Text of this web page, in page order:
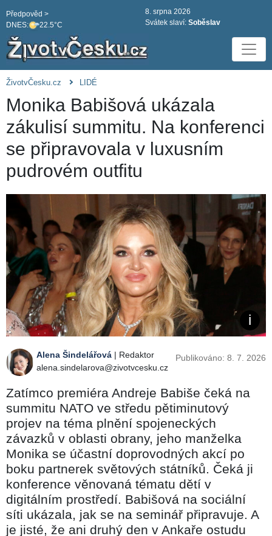
DNES: 22.5°C
Předpověd >
8. srpna 2026
Svátek slaví: Soběslav
ŽivotvČesku.cz LIDÉ
Monika Babišová ukázala
zákulisí summitu. Na konferenci
se připravovala v luxusním
pudrovém outfitu
Alena Šindelářová | Redaktor
alena.sindelarova@zivotvcesku.cz
Publikováno: 8. 7. 2026
Zatímco premiéra Andreje Babiše čeká na
summitu NATO ve středu pětiminutový
projev na téma plnění spojeneckých
závazků v oblasti obrany, jeho manželka
Monika se účastní doprovodných akcí po
boku partnerek světových státníků. Čeká ji
konference věnovaná tématu dětí v
digitálním prostředí. Babišová na sociální
síti ukázala, jak se na seminář připravuje. A
je jisté, že ani druhý den v Ankaře ostudu